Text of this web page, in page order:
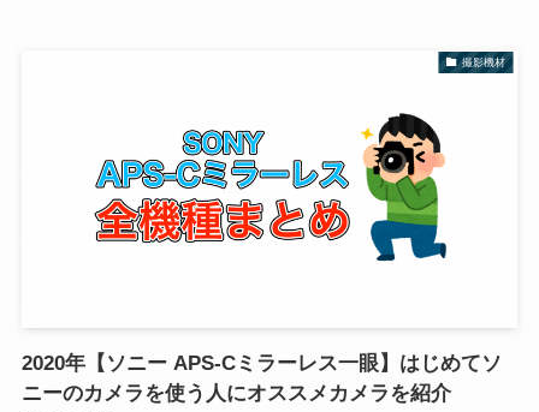
撮影機材
2020年【ソニー APS-Cミラーレス一眼】はじめてソ
ニーのカメラを使う人にオススメカメラを紹介